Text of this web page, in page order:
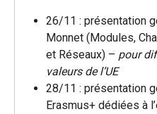
26/11 : présentation
Monnet (Modules,
et Réseaux) – pour
valeurs de l’UE
28/11 : présentation
Erasmus+ dédiées à